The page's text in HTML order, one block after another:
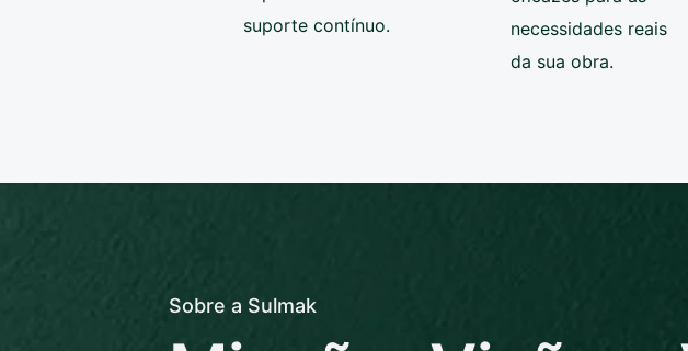
suporte contínuo.
necessidades reais
da sua obra.
Sobre a Sulmak